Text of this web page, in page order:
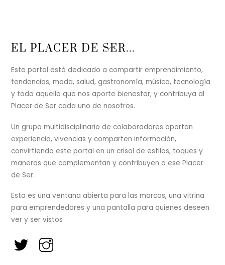
Back
Top
EL PLACER DE SER...
Este portal está dedicado a compartir emprendimiento,
tendencias, moda, salud, gastronomía, música, tecnología
y todo aquello que nos aporte bienestar, y contribuya al
Placer de Ser cada uno de nosotros.
Un grupo multidisciplinario de colaboradores aportan
experiencia, vivencias y comparten información,
convirtiendo este portal en un crisol de estilos, toques y
maneras que complementan y contribuyen a ese Placer
de Ser.
Esta es una ventana abierta para las marcas, una vitrina
para emprendedores y una pantalla para quienes deseen
ver y ser vistos